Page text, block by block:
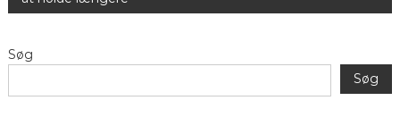
d
l
æ
Søg
Søg